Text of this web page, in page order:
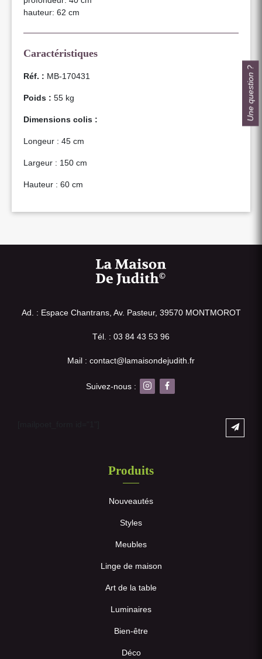
hauteur: 62 cm
Caractéristiques
Réf. : MB-170431
Poids : 55 kg
Dimensions colis :
Longeur : 45 cm
Largeur : 150 cm
Hauteur : 60 cm
Ad. : Espace Chantrans, Av. Pasteur, 39570 MONTMOROT
Tél. : 03 84 43 53 96
Mail : contact@lamaisondejudith.fr
Suivez-nous :
Produits
Nouveautés
Styles
Meubles
Linge de maison
Art de la table
Luminaires
Bien-être
Déco
Une question ?